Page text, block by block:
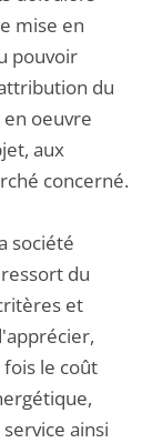
mise en
pouvoir
du
oeuvre
aux
concerné.
société
du
et
fois le coût
ainsi